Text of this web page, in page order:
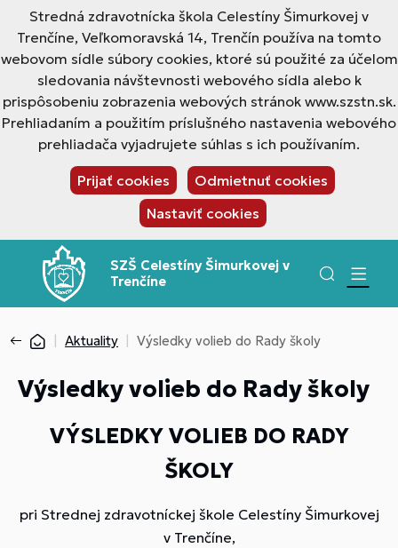
Stredná zdravotnícka škola Celestíny Šimurkovej v
Trenčíne, Veľkomoravská 14, Trenčín používa na tomto
webovom sídle súbory cookies, ktoré sú použité za účelom
sledovania návštevnosti webového sídla alebo k
prispôsobeniu zobrazenia webových stránok www.szstn.sk.
Prehliadaním a použitím príslušného nastavenia webového
prehliadača vyjadrujete súhlas s ich používaním.
Prijať cookies
Odmietnuť cookies
Nastaviť cookies
SZŠ Celestíny Šimurkovej v
Trenčíne
Aktuality Výsledky volieb do Rady školy
Výsledky volieb do Rady školy
VÝSLEDKY VOLIEB DO RADY
ŠKOLY
pri Strednej zdravotníckej škole Celestíny Šimurkovej
v Trenčíne,